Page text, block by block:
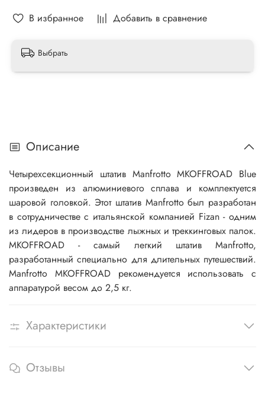
В избранное Добавить в сравнение
Выбрать
Описание
Четырехсекционный штатив Manfrotto MKOFFROAD Blue
произведен из алюминиевого сплава и комплектуется
шаровой головкой. Этот штатив Manfrotto был разработан
в сотрудничестве с итальянской компанией Fizan - одним
из лидеров в производстве лыжных и треккинговых палок.
MKOFFROAD - самый легкий штатив Manfrotto,
разработанный специально для длительных путешествий.
Manfrotto MKOFFROAD рекомендуется использовать с
аппаратурой весом до 2,5 кг.
Характеристики
Отзывы